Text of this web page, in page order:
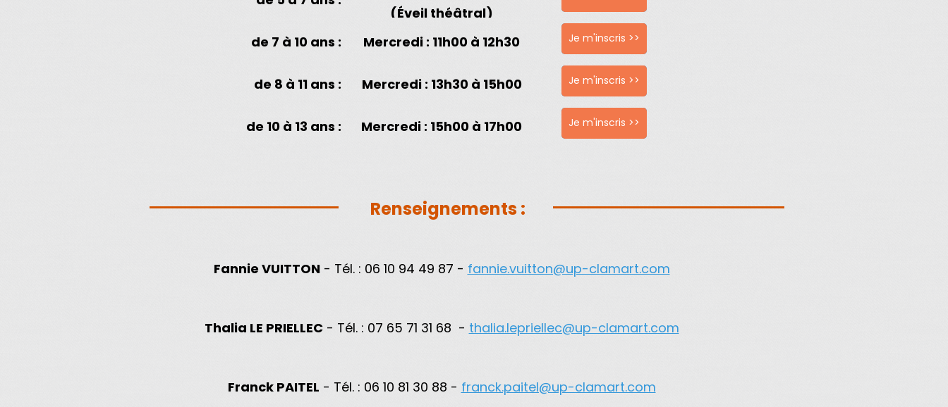
(Éveil théâtral)
de 7 à 10 ans : Mercredi : 11h00 à 12h30 Je m'inscris >>
de 8 à 11 ans : Mercredi: 13h30 à 15h00 Je m'inscris >>
de 10 à 13 ans : Mercredi : 15h00 à 17h00 Je m'inscris >>
Renseignements :
Fannie VUITTON- Tél. : 06 10 94 49 87 - fannie.vuitton@up-clamart.com
Thalia LE PRIELLEC- Tél. : 07 65 71 31 68 - thalia.lepriellec@up-clamart.com
Franck PAITEL - Tél. : 06 10 81 30 88 - franck.paitel@up-clamart.com